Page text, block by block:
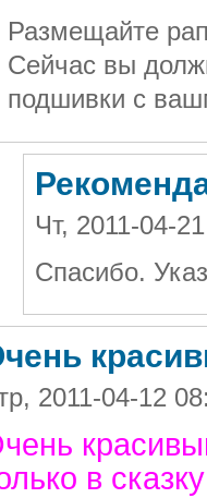
Размещайте
Сейчас вы
подшивки с
Чт, 2011-04-
Спасибо.
2011-04-12
в